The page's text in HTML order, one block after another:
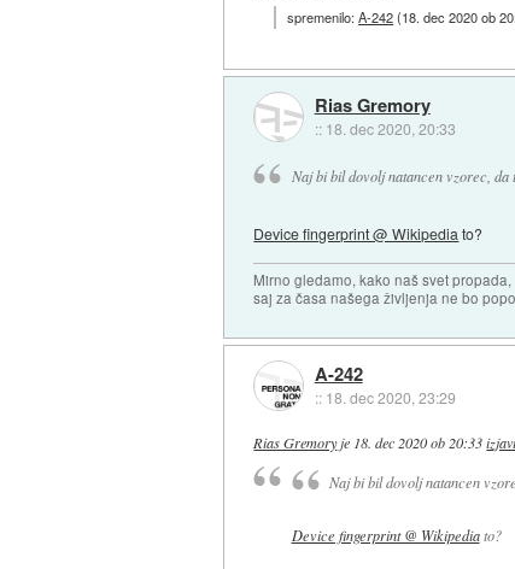
spremenilo:A-242(18. dec 2020 ob
Rias Gremory
:: 18. dec 2020, 20:33
Naj bi bil dovolj natancen vzorec, da
Device fingerprint @ Wikipedia to?
Mirno gledamo, kako naš svet propada,
saj za časa našega življenja ne bo
A-242
:: 18. dec 2020, 23:29
Rias Gremoryje 18. dec 2020 ob 20:33
Naj bi bil dovolj natancen
Device fingerprint @ Wikipediato?